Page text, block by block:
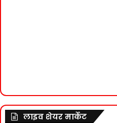
लाइव शेयर मार्केट